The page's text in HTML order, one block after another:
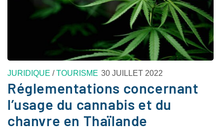
JURIDIQUE /TOURISME 30 JUILLET 2022
Réglementations concernant
l’usage du cannabis et du
chanvre en Thaïlande